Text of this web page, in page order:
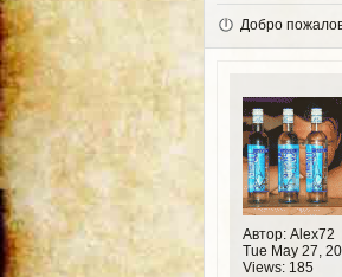
Добро
Автор: Alex72
Tue May 27,
Views: 185